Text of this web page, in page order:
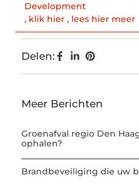
Development
, klik hier , lees hier meer
Delen:
Meer Berichten
Groenafval regio Den
ophalen?
Brandbeveiliging die uw